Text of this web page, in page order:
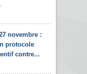
novembre :
protocole
contre...